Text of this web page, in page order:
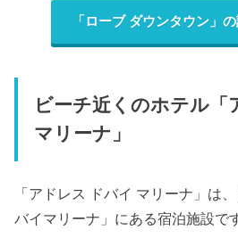
「ローブ ダウンタウン」
ビーチ近くのホテル「
マリーナ」
「アドレス ドバイ マリーナ」は
バイマリーナ」にある宿泊施設で